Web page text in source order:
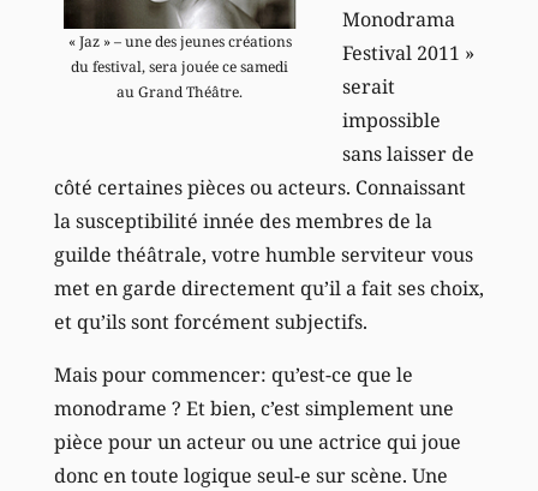
« Jaz » – une des jeunes créations
du festival, sera jouée ce samedi
au Grand Théâtre.
Monodrama
Festival 2011 »
serait
impossible
sans laisser de
côté certaines pièces ou acteurs. Connaissant
la susceptibilité innée des membres de la
guilde théâtrale, votre humble serviteur vous
met en garde directement qu’il a fait ses choix,
et qu’ils sont forcément subjectifs.
Mais pour commencer: qu’est-ce que le
monodrame ? Et bien, c’est simplement une
pièce pour un acteur ou une actrice qui joue
donc en toute logique seul-e sur scène. Une